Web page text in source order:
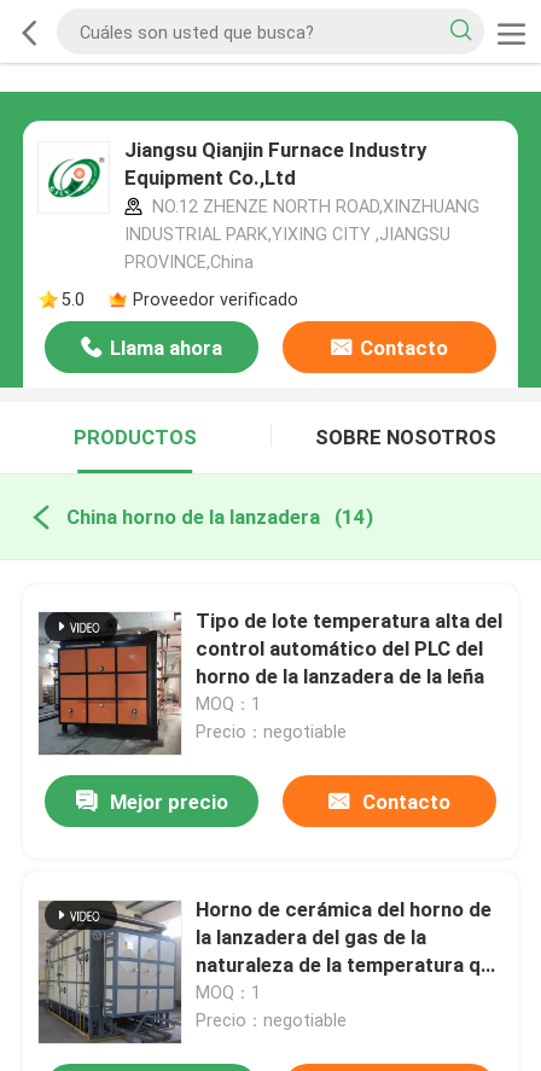
Jiangsu Qianjin Furnace Industry
Equipment Co.,Ltd
NO.12 ZHENZE NORTH ROAD,XINZHUANG
INDUSTRIAL PARK,YIXING CITY ,JIANGSU
PROVINCE,China
5.0
Proveedor verificado
Llama ahora Contacto
PRODUCTOS SOBRE NOSOTROS
China horno de la lanzadera (14)
Tipo de lote temperatura alta del
control automático del PLC del
horno de la lanzadera de la leña
MOQ：1
Precio：negotiable
Mejor precio Contacto
Horno de cerámica del horno de
la lanzadera del gas de la
naturaleza de la temperatura que
controla automática
MOQ：1
Precio：negotiable